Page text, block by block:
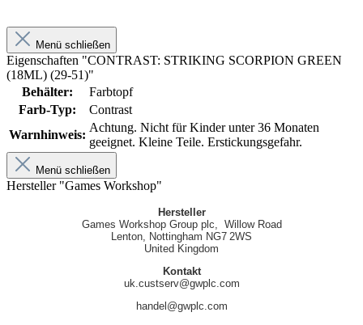
Menü schließen
Eigenschaften "CONTRAST: STRIKING SCORPION GREEN
(18ML) (29-51)"
Behälter:
Farbtopf
Farb-Typ:
Contrast
Warnhinweis:
Achtung. Nicht für Kinder unter 36 Monaten
geeignet. Kleine Teile. Erstickungsgefahr.
Menü schließen
Hersteller "Games Workshop"
Hersteller
Games Workshop Group plc, Willow Road
Lenton, Nottingham NG7 2WS
United Kingdom
Kontakt
uk.custserv@gwplc.com
handel@gwplc.com